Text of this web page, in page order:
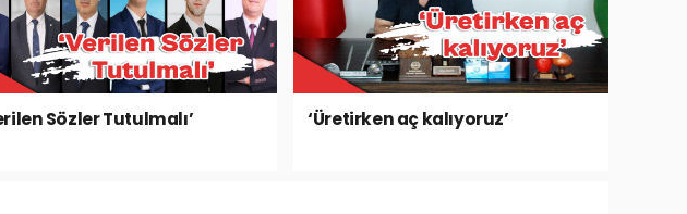
Sözler Tutulmalı’ ‘Üretirken aç kalıyoruz’